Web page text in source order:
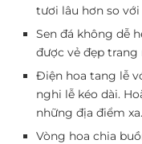
tươi lâu hơn so
Sen đá không dễ
được vẻ đẹp
Điện hoa tang lễ
nghi lễ kéo dài.
những địa điểm xa.
Vòng hoa chia